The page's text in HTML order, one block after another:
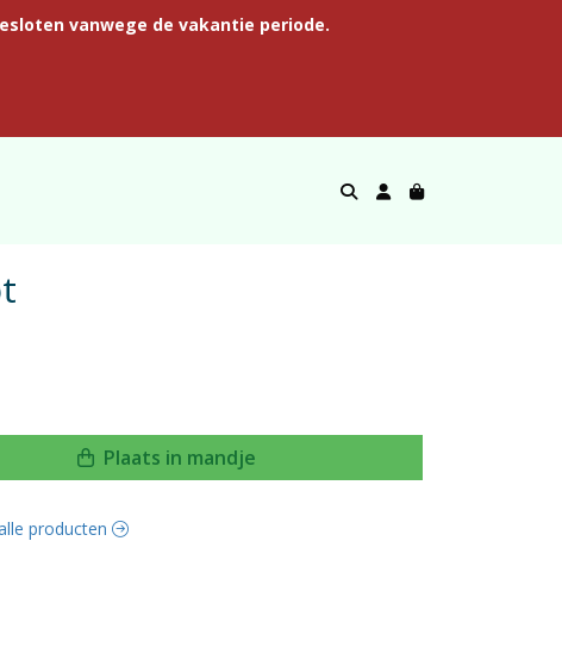
vanwege de vakantie periode.
Plaats in mandje
producten